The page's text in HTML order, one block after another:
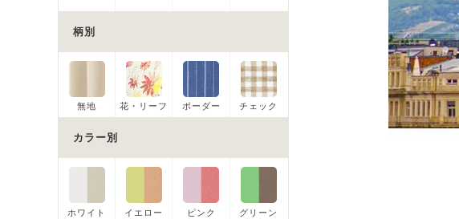
柄別
無地 花・リーフ ボーダー チェック
カラー別
ホワイト
イエロー
ピンク
グリーン